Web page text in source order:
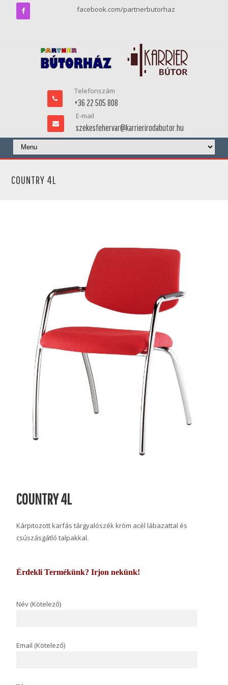
facebook.com/partnerbutorhaz
Telefonszám
+36 22 505 808
E-mail
szekesfehervar@karrierirodabutor.hu
COUNTRY 4L
COUNTRY 4L
Kárpitozott karfás tárgyalószék króm acél lábazattal és
csúszásgátló talpakkal.
Érdekli Termékünk? Irjon nekünk!
Név (Kötelező)
Email (Kötelező)